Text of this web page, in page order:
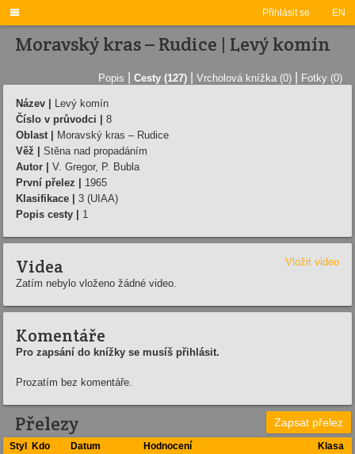
Přihlásit se EN

Moravský kras – Rudice | Levý komín
Popis Cesty (127) Vrcholová knížka (0) Fotky (0)
Název |
Levý komín
Číslo v průvodci |
8
Oblast |
Moravský kras – Rudice
Věž |
Stěna nad propadáním
Autor |
V. Gregor, P. Bubla
První přelez |
1965
Klasifikace |
3 (UIAA)
Popis cesty |
1
Videa
Vložit video
Zatím nebylo vloženo žádné video.
Komentáře
Pro zapsání do knížky se musíš přihlásit.
Prozatím bez komentáře.
Přelezy Zapsat přelez
Styl Kdo Datum Hodnocení Klasa